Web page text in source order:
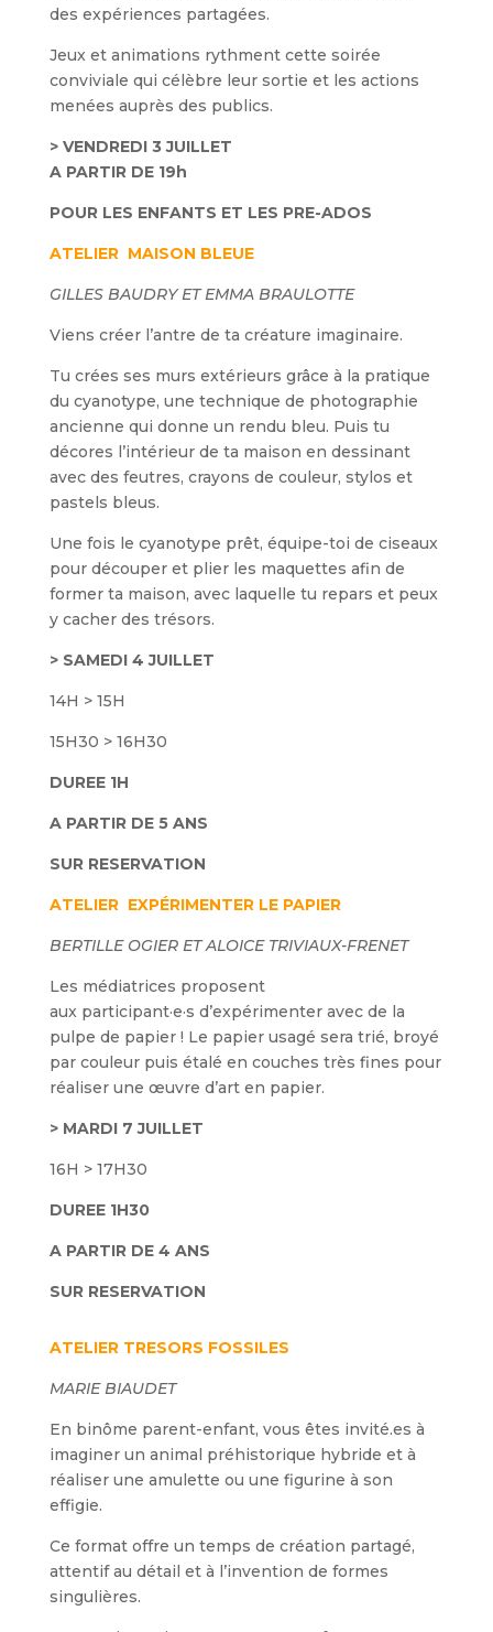
des expériences partagées.
Jeux et animations rythment cette soirée
conviviale qui célèbre leur sortie et les actions
menées auprès des publics.
> VENDREDI3 JUILLET
A PARTIR DE 19h
POUR LES ENFANTS ET LES PRE-ADOS
ATELIER MAISON BLEUE
GILLES BAUDRY ET EMMA BRAULOTTE
Viens créer l’antre de ta créature imaginaire.
Tu crées ses murs extérieurs grâce à la pratique
du cyanotype, une technique de photographie
ancienne qui donne un rendu bleu. Puis tu
décores l’intérieur de ta maison en dessinant
avec des feutres, crayons de couleur, stylos et
pastels bleus.
Une fois le cyanotype prêt, équipe-toi de ciseaux
pour découper et plier les maquettes afin de
former ta maison, avec laquelle tu repars et peux
y cacher des trésors.
> SAMEDI 4 JUILLET
14H > 15H
15H30 > 16H30
DUREE 1H
A PARTIR DE 5 ANS
SUR RESERVATION
ATELIER EXPÉRIMENTER LE PAPIER
BERTILLE OGIER ET ALOICE TRIVIAUX-FRENET
Les médiatrices proposent
aux participant·e·s d’expérimenter avec de la
pulpe de papier ! Le papier usagé sera trié, broyé
par couleur puis étalé en couches très fines pour
réaliser une œuvre d’art en papier.
> MARDI 7 JUILLET
16H > 17H30
DUREE 1H30
A PARTIR DE 4 ANS
SUR RESERVATION
ATELIER TRESORS FOSSILES
MARIE BIAUDET
En binôme parent-enfant, vous êtes invité.es à
imaginer un animal préhistorique hybride et à
réaliser une amulette ou une figurine à son
effigie.
Ce format offre un temps de création partagé,
attentif au détail et à l’invention de formes
singulières.